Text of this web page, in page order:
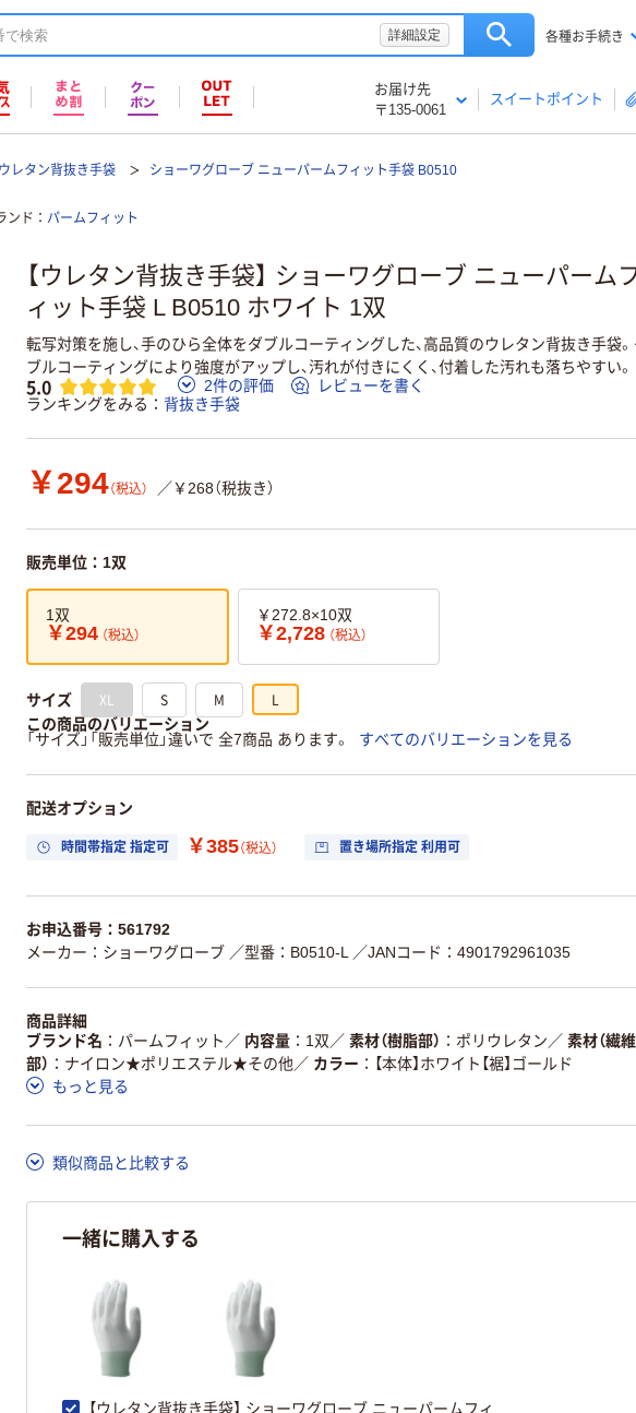
詳細設定 各種お手続き
お届け先
〒135-0061
スイートポイント
ウレタン背抜き手袋 ショーワグローブ ニューパームフィット手袋 B0510
ンド パームフィット
【ウレタン背抜き手袋】 ショーワグローブ ニューパーム
ィット手袋 L B0510 ホワイト 1双
転写対策を施し、手のひら全体をダブルコーティングした、高品質のウレタン背抜き手袋
ブルコーティングにより強度がアップし、汚れが付きにくく、付着した汚れも落ちやすい。
5.0 2件の評価
レビューを書く
ランキングをみる
背抜き手袋
￥294（税込） ／￥268（税抜き）
販売単位：1双
1双
￥294 （税込）
￥272.8×10双
￥2,728 （税込）
サイズ XL S M L
この商品のバリエーション
「サイズ」「販売単位」違いで 全7商品 あります。
すべてのバリエーションを見る
配送オプション
時間帯指定 指定可 ￥385（税込） 置き場所指定 利用可
お申込番号：561792
メーカー：ショーワグローブ ／型番：B0510-L ／JANコード：4901792961035
商品詳細
ブランド名
パームフィット ／ 内容量 1双 ／ 素材（樹脂部） ポリウレタン ／ 素材（繊維
部）
ナイロン★ポリエステル★その他 ／ カラー
【本体】ホワイト【裾】ゴールド
もっと見る
類似商品と比較する
一緒に購入する
【ウレタン背抜き手袋】 ショーワグローブ ニューパームフィ